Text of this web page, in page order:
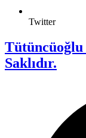
Twitter
Saklıdır.